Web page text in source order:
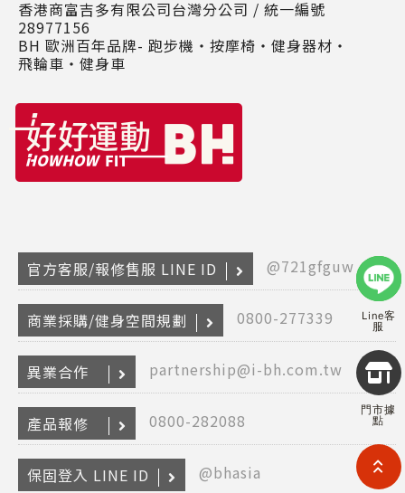
2026
Line客
服
門市據
點
香港商富吉多有限公司台灣分公司 / 統一編號
28977156
BH 歐洲百年品牌- 跑步機‧按摩椅‧健身器材‧
飛輪車‧健身車
官方客服/報修售服 LINE ID @721gfguw
商業採購/健身空間規劃 0800-277339
異業合作 partnership@i-bh.com.tw
產品報修 0800-282088
保固登入 LINE ID @bhasia